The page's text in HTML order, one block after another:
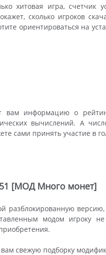
хитовая игра,
сколько игроков
ориентироваться на
вам информацию о
вычислений. А
сами принять участие в
[МОД Много монет]
версию,
модом игроку
свежую подборку